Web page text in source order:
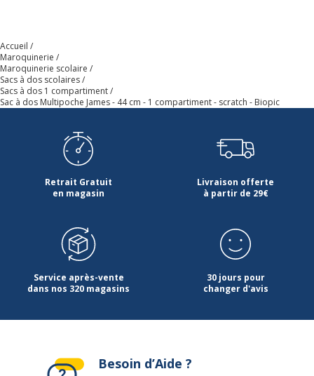
Accueil
Maroquinerie
Maroquinerie scolaire
Sacs à dos scolaires
Sacs à dos 1 compartiment
Sac à dos Multipoche James - 44 cm - 1 compartiment - scratch - Biopic
Retrait Gratuit
en magasin
Livraison offerte
à partir de 29€
Service après-vente
dans nos 320 magasins
30 jours pour
changer d'avis
Besoin d’Aide ?